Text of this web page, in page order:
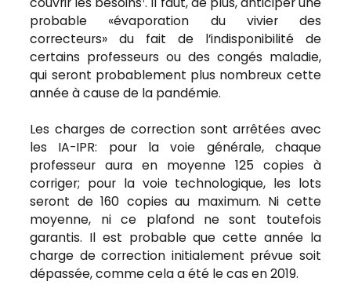
probable «évaporation du vivier des
correcteurs» du fait de l’indisponibilité de
certains professeurs ou des congés maladie,
qui seront probablement plus nombreux cette
année à cause de la pandémie.
Les charges de correction sont arrêtées avec
les IA-IPR: pour la voie générale, chaque
professeur aura en moyenne 125 copies à
corriger; pour la voie technologique, les lots
seront de 160 copies au maximum. Ni cette
moyenne, ni ce plafond ne sont toutefois
garantis. Il est probable que cette année la
charge de correction initialement prévue soit
dépassée, comme cela a été le cas en 2019.